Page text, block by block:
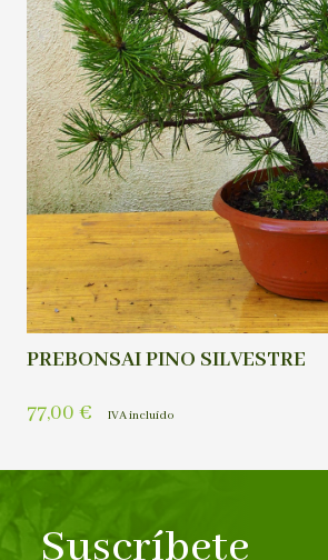
PREBONSAI PINO SILVESTRE
77,00 € IVA incluído
Suscríbete